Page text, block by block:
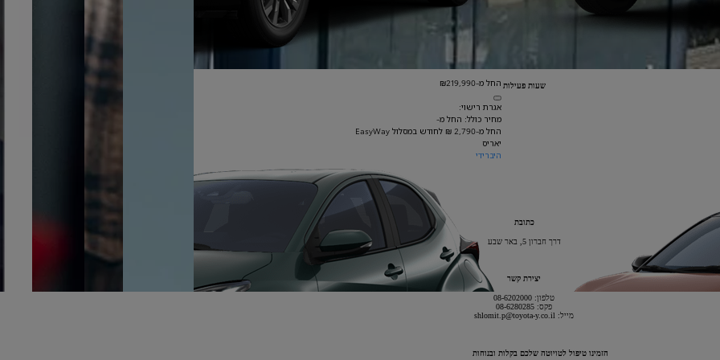
החל מ-₪219,990
אגרת רישוי:
מחיר כולל: החל מ-
החל מ-2,790 ₪ לחודש במסלול EasyWay
יאריס
היברידי
שעות פעילות
כתובת
דרך חברון 5, באר שבע
יצירת קשר
טלפון: 08-6202000
פקס: 08-6280285
מייל: shlomit.p@toyota-y.co.il
הזמינו טיפול לטויוטה שלכם בקלות ובנוחות